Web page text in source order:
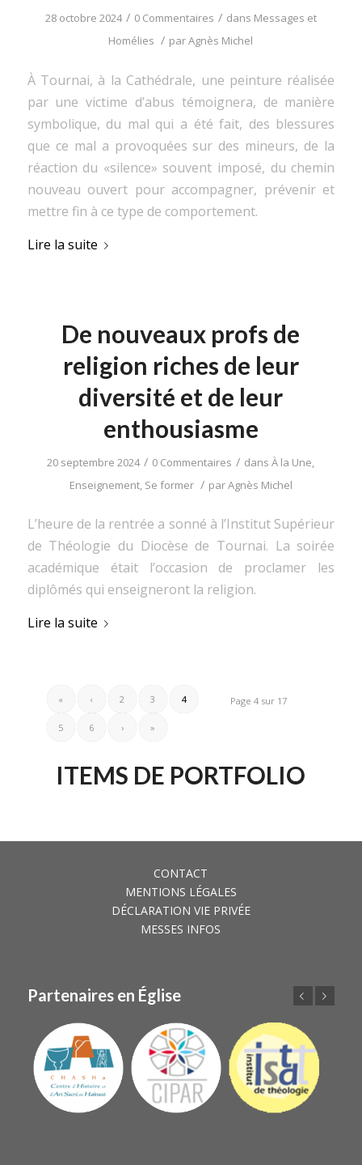
28 octobre 2024 / 0 Commentaires / dans Messages et
Homélies / parAgnès Michel
À Tournai, à la Cathédrale, une peinture réalisée
par une victime d’abus témoignera, de manière
symbolique, du mal qui a été fait, des blessures
que ce mal a provoquées sur des mineurs, de la
réaction du «silence» souvent imposé, du chemin
nouveau ouvert pour accompagner, prévenir et
mettre fin à ce type de comportement.
Lire la suite
De nouveaux profs de
religion riches de leur
diversité et de leur
enthousiasme
20 septembre 2024 / 0 Commentaires / dansÀ la Une,
Enseignement, Se former / parAgnès Michel
L’heure de la rentrée a sonné à l’Institut Supérieur
de Théologie du Diocèse de Tournai. La soirée
académique était l’occasion de proclamer les
diplômés qui enseigneront la religion.
Lire la suite
Page 4 sur 17
« ‹ 2 3 4
5 6 › »
ITEMS DE PORTFOLIO
CONTACT
MENTIONS LÉGALES
DÉCLARATION VIE PRIVÉE
MESSES INFOS
Partenaires en Église